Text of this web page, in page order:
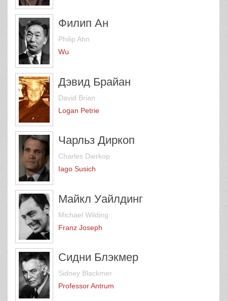
Филип Ан
Philip Ahn
Wu
Дэвид Брайан
David Brian
Logan Petrie
Чарльз Диркоп
Charles Dierkop
Iago Susich
Майкл Уайлдинг
Michael Wilding
Franz Joseph
Сидни Блэкмер
Sidney Blackmer
Professor Antrum